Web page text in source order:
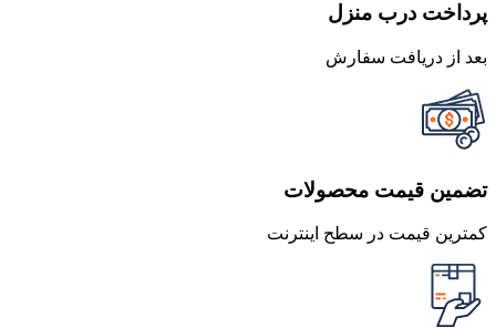
پرداخت درب منزل
بعد از دریافت سفارش
تضمین قیمت محصولات
کمترین قیمت در سطح اینترنت